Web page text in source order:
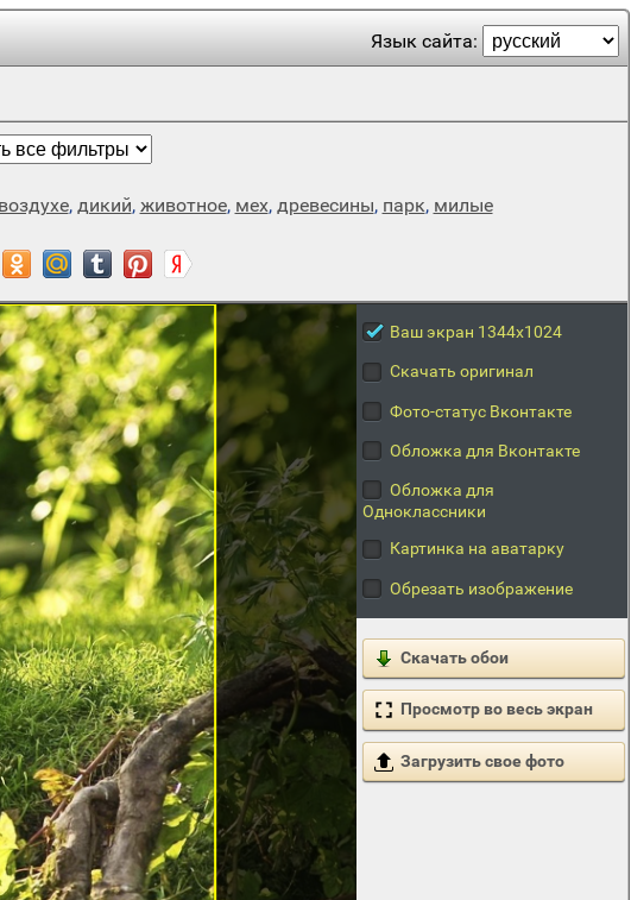
Язык сайта:
, дикий, животное, мех, древесины, парк, милые
Ваш экран 1344x1024
Скачать оригинал
Фото-статус Вконтакте
Обложка для Вконтакте
Обложка для
Одноклассники
Картинка на аватарку
Обрезать изображение
Скачать обои
Просмотр во весь экран
Загрузить свое фото